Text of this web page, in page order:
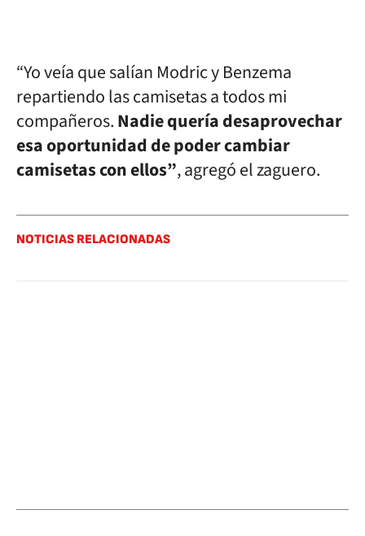
🚫 Contenido no disponible
“Yo veía que salían Modric y Benzema
repartiendo las camisetas a todos mi
compañeros.Nadie quería desaprovechar
esa oportunidad de poder cambiar
camisetas con ellos”, agregó el zaguero.
NOTICIAS RELACIONADAS